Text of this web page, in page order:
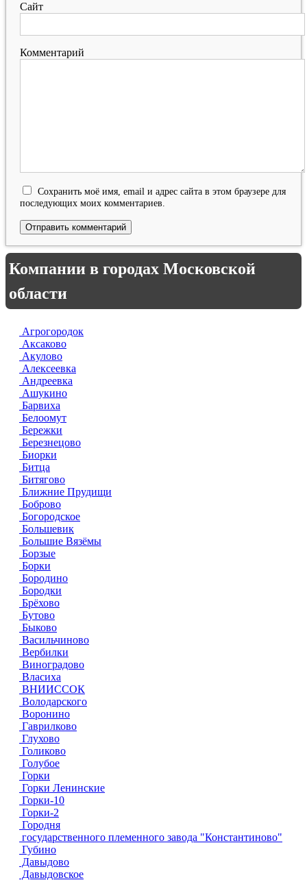
Сайт
Комментарий
Сохранить моё имя, email и адрес сайта в этом браузере для
последующих моих комментариев.
Компании в городах Московской
области
Агрогородок
Аксаково
Акулово
Алексеевка
Андреевка
Ашукино
Барвиха
Белоомут
Бережки
Березнецово
Биорки
Битца
Битягово
Ближние Прудищи
Боброво
Богородское
Большевик
Большие Вязёмы
Борзые
Борки
Бородино
Бородки
Брёхово
Бутово
Быково
Васильчиново
Вербилки
Виноградово
Власиха
ВНИИССОК
Володарского
Воронино
Гаврилково
Глухово
Голиково
Голубое
Горки
Горки Ленинские
Горки-10
Горки-2
Городня
государственного племенного завода "Константиново"
Губино
Давыдово
Давыдовское